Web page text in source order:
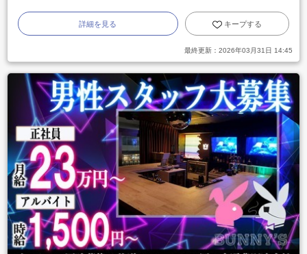
詳細を見る キープする
最終更新： 2026年03月31日 14:45